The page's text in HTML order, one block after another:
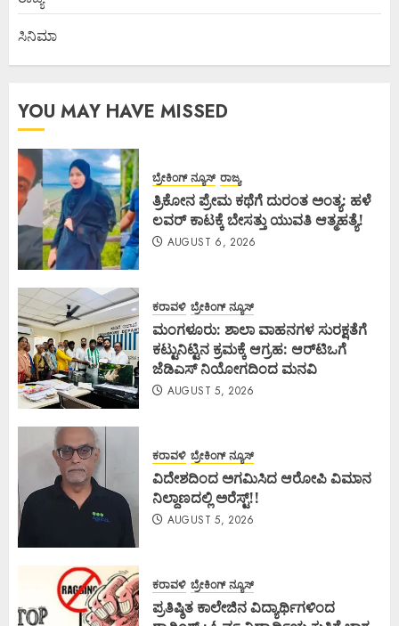
ಸಿನಿಮಾ
YOU MAY HAVE MISSED
ಬ್ರೇಕಿಂಗ್ ನ್ಯೂಸ್ ರಾಜ್ಯ
ತ್ರಿಕೋನ ಪ್ರೇಮ ಕಥೆಗೆ ದುರಂತ ಅಂತ್ಯ: ಹಳೆ
ಲವರ್ ಕಾಟಕ್ಕೆ ಬೇಸತ್ತು ಯುವತಿ ಆತ್ಮಹತ್ಯೆ!
AUGUST 6, 2026
ಕರಾವಳಿ ಬ್ರೇಕಿಂಗ್ ನ್ಯೂಸ್
ಮಂಗಳೂರು: ಶಾಲಾ ವಾಹನಗಳ ಸುರಕ್ಷತೆಗೆ
ಕಟ್ಟುನಿಟ್ಟಿನ ಕ್ರಮಕ್ಕೆ ಆಗ್ರಹ: ಆರ್‌ಟಿಒಗೆ
ಜೆಡಿಎಸ್ ನಿಯೋಗದಿಂದ ಮನವಿ
AUGUST 5, 2026
ಕರಾವಳಿ ಬ್ರೇಕಿಂಗ್ ನ್ಯೂಸ್
ವಿದೇಶದಿಂದ ಅಗಮಿಸಿದ ಆರೋಪಿ ವಿಮಾನ
ನಿಲ್ದಾಣದಲ್ಲಿ ಅರೆಸ್ಟ್‌!!
AUGUST 5, 2026
ಕರಾವಳಿ ಬ್ರೇಕಿಂಗ್ ನ್ಯೂಸ್
ಪ್ರತಿಷ್ಠಿತ ಕಾಲೇಜಿನ ವಿದ್ಯಾರ್ಥಿಗಳಿಂದ